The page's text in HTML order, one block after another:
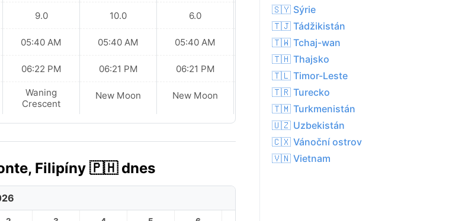
9.0
05:40 AM
06:22 PM
Waning
Crescent
10.0
05:40 AM
06:21 PM
New Moon
6.0
05:40 AM
06:21 PM
New Moon
6.0
05:41 AM
06:20 PM
New Moon
Filipíny 🇵🇭 dnes
🇸🇾 Sýrie
🇹🇯 Tádžikistán
🇹🇼 Tchaj-wan
🇹🇭 Thajsko
🇹🇱 Timor-Leste
🇹🇷 Turecko
🇹🇲 Turkmenistán
🇺🇿 Uzbekistán
🇨🇽 Vánoční ostrov
🇻🇳 Vietnam